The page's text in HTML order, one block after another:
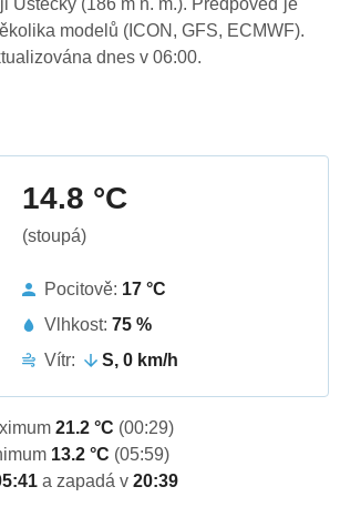
Ústecký (186 m n. m.). Předpověď je
modelů (ICON, GFS, ECMWF).
dnes v 06:00.
14.8 °C
(stoupá)
Pocitově: 17 °C
Vlhkost: 75 %
Vítr:
S, 0 km/h
21.2 °C (00:29)
13.2 °C (05:59)
a zapadá v 20:39